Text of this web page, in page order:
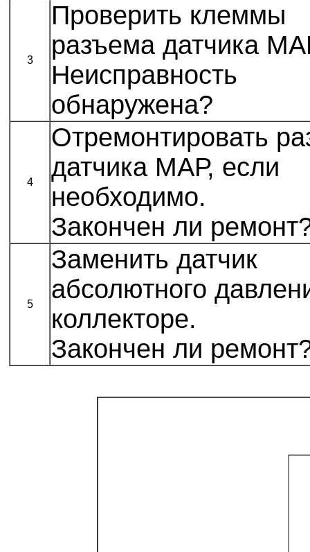
3
Проверить клеммы
разъема датчика
Неисправность
обнаружена?
4
Отремонтировать
датчика МАР, если
необходимо.
Закончен ли
5
Заменить датчик
абсолютного
коллекторе.
Закончен ли